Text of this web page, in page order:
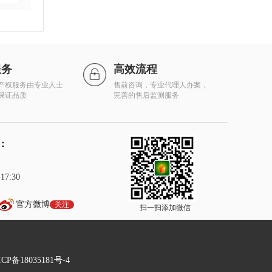
权服务由专业人士
证品质
高效流程
售前咨询，专业代理人办案，
完善的售后监测服务
官方微博 关注 扫一扫添加微信
备18035181号-4